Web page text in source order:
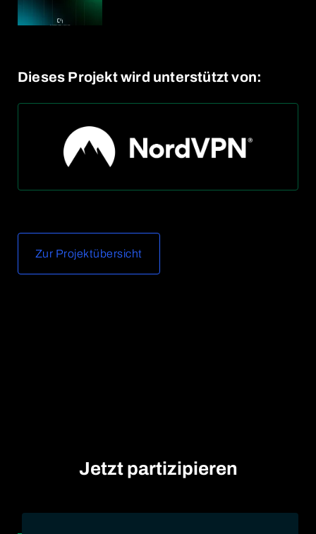
Dieses Projekt wird unterstützt von:
Zur Projektübersicht
Jetzt partizipieren